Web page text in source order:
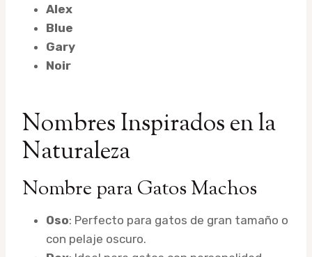
Alex
Blue
Gary
Noir
Nombres Inspirados en la
Naturaleza
Nombre para Gatos Machos
Oso: Perfecto para gatos de gran tamaño o
con pelaje oscuro.